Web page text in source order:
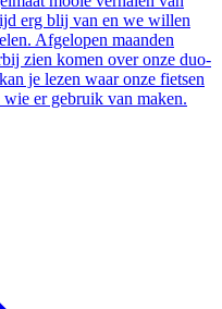
erg blij van en we willen
Afgelopen maanden
zien komen over onze duo-
je lezen waar onze fietsen
er gebruik van maken.